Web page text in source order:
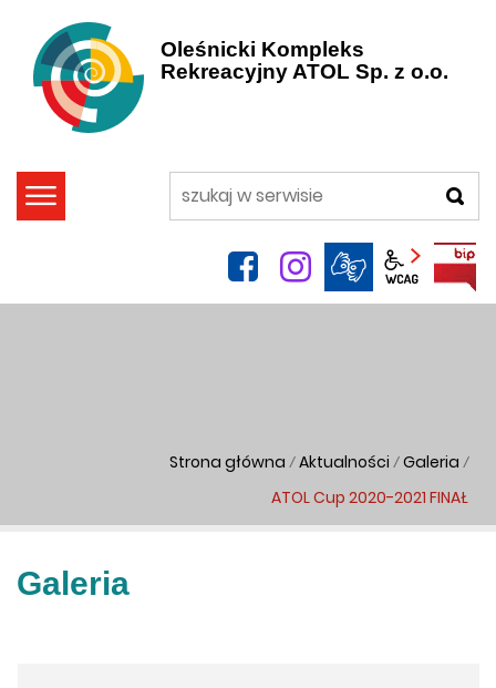
Oleśnicki Kompleks
Rekreacyjny ATOL Sp. z o.o.
szukaj
facebookinstagram
Panel
Strona główna / Aktualności / Galeria /
ATOL Cup 2020-2021 FINAŁ
Galeria